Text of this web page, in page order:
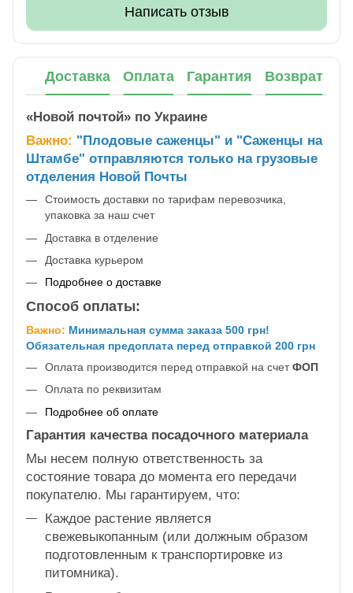
Написать отзыв
Доставка Оплата Гарантия Возврат
«Новой почтой» по Украине
Важно: "Плодовые саженцы" и "Саженцы на
Штамбе" отправляются только на грузовые
отделения Новой Почты
Стоимость доставки по тарифам перевозчика,
упаковка за наш счет
Доставка в отделение
Доставка курьером
Подробнее о доставке
Способ оплаты:
Важно: Минимальная сумма заказа 500 грн!
Обязательная предоплата перед отправкой 200 грн
Оплата производится перед отправкой на счетФОП
Оплата по реквизитам
Подробнее об оплате
Гарантия качества посадочного материала
Мы несем полную ответственность за
состояние товара до момента его передачи
покупателю. Мы гарантируем, что:
Каждое растение является
свежевыкопанным (или должным образом
подготовленным к транспортировке из
питомника).